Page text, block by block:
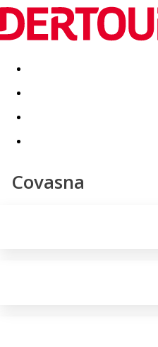
Destinatii Vacanta perfecta
Covasna